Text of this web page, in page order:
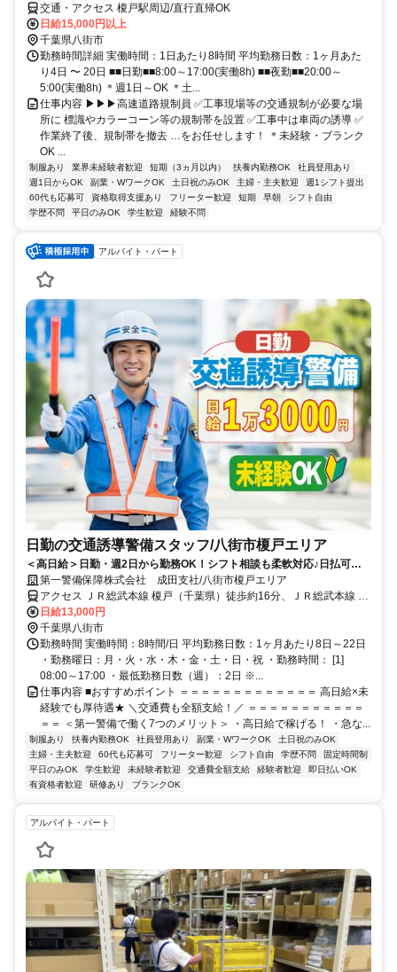
交通・アクセス 榎戸駅周辺/直行直帰OK
日給15,000円以上
千葉県八街市
勤務時間詳細 実働時間：1日あたり8時間 平均勤務日数：1ヶ月あた
り4日 〜 20日 ■■日勤■■8:00～17:00(実働8h) ■■夜勤■■20:00～
5:00(実働8h) ＊週1日～OK ＊土...
仕事内容 ▶▶▶高速道路規制員 ✅工事現場等の交通規制が必要な場
所に 標識やカラーコーン等の規制帯を設置 ✅工事中は車両の誘導 ✅
作業終了後、規制帯を撤去 …をお任せします！ ＊未経験・ブランク
OK ...
制服あり 業界未経験者歓迎 短期（3ヵ月以内） 扶養内勤務OK
社員登用あり
週1日からOK
副業・WワークOK 土日祝のみOK 主婦・主夫歓迎
週1シフト提出
60代も応募可
資格取得支援あり フリーター歓迎 短期 早朝
シフト自由
学歴不問
平日のみOK 学生歓迎 経験不問
アルバイト・パート
日勤の交通誘導警備スタッフ/八街市榎戸エリア
＜高日給＞日勤・週2日から勤務OK！シフト相談も柔軟対応♪日払可◎
未経験歓迎★
第一警備保障株式会社 成田支社/八街市榎戸エリア
アクセス ＪＲ総武本線 榎戸（千葉県）徒歩約16分、ＪＲ総武本線 南
酒々井徒歩約48分、ＪＲ総武本線 八街北口徒歩約49分 直行直帰OK
＊交通費全額支給＊
日給13,000円
千葉県八街市
勤務時間 実働時間：8時間/日 平均勤務日数：1ヶ月あたり8日～22日
・勤務曜日：月・火・水・木・金・土・日・祝 ・勤務時間： [1]
08:00～17:00 ・最低勤務日数（週）：2日 ※...
仕事内容 ■おすすめポイント ＝＝＝＝＝＝＝＝＝＝＝＝＝ 高日給×未
経験でも厚待遇★ ＼交通費も全額支給！／ ＝＝＝＝＝＝＝＝＝＝＝
＝＝ ＜第一警備で働く7つのメリット＞ ・高日給で稼げる！ ・急な...
制服あり 扶養内勤務OK 社員登用あり 副業・WワークOK
土日祝のみOK
主婦・主夫歓迎
60代も応募可 フリーター歓迎 シフト自由 学歴不問
固定時間制
平日のみOK
学生歓迎 未経験者歓迎 交通費全額支給 経験者歓迎
即日払いOK
有資格者歓迎
研修あり ブランクOK
アルバイト・パート